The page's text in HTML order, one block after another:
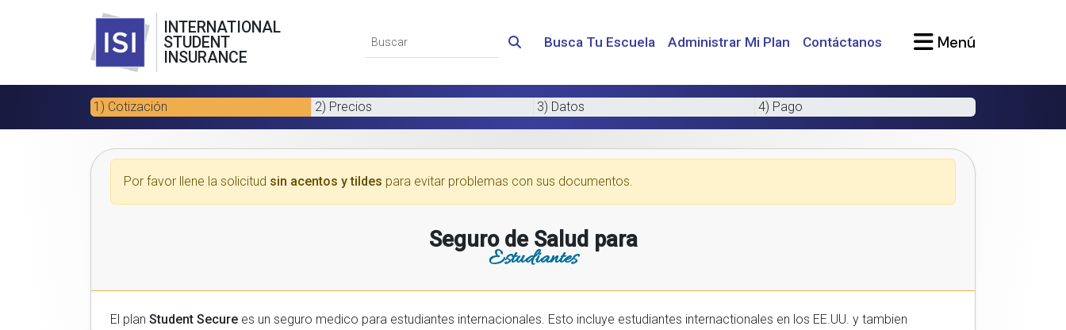
INTERNATIONAL
STUDENT
INSURANCE
Busca Tu Escuela Administrar Mi Plan Contáctanos Menú
1) Cotización 2) Precios 3) Datos 4) Pago
Por favor llene la solicitud sin acentos y tildes para evitar problemas con sus documentos.
Seguro de Salud para
Estudiantes
El plan Student Secure es un seguro medico para estudiantes internacionales. Esto incluye estudiantes internactionales en los EE.UU. y tambien